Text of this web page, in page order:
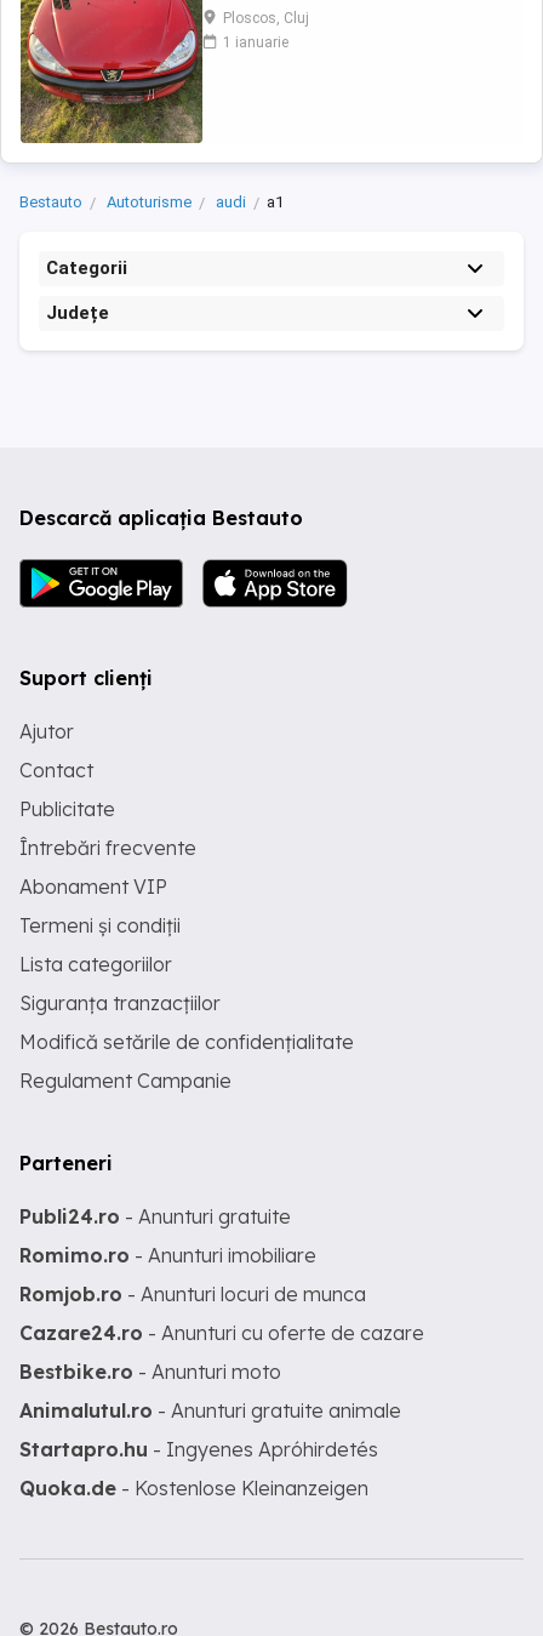
Pentru mai multe detalii va rog sunati la nr. de
telefon afisat:
Ploscos, Cluj
1 ianuarie
Bestauto Autoturisme audi a1
Categorii
Județe
Descarcă aplicația Bestauto
Suport clienți
Ajutor
Contact
Publicitate
Întrebări frecvente
Abonament VIP
Termeni și condiții
Lista categoriilor
Siguranța tranzacțiilor
Modifică setările de confidențialitate
Regulament Campanie
Parteneri
Publi24.ro - Anunturi gratuite
Romimo.ro - Anunturi imobiliare
Romjob.ro - Anunturi locuri de munca
Cazare24.ro - Anunturi cu oferte de cazare
Bestbike.ro - Anunturi moto
Animalutul.ro - Anunturi gratuite animale
Startapro.hu - Ingyenes Apróhirdetés
Quoka.de - Kostenlose Kleinanzeigen
© 2026 Bestauto.ro